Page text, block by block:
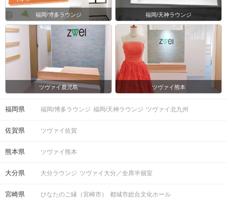
福岡/博多ラウンジ 福岡/天神ラウンジ
ツヴァイ鹿児島 ツヴァイ熊本
福岡県 福岡/博多ラウンジ 福岡/天神ラウンジ ツヴァイ北九州
佐賀県 ツヴァイ佐賀
熊本県 ツヴァイ熊本
大分県 大分ラウンジ ツヴァイ大分／全席半個室
宮崎県 ひなたのご縁（宮崎市） 都城市総合文化ホール